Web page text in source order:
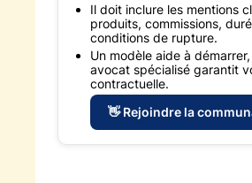
Il doit inclure les mentions
produits, commissions,
conditions de rupture.
Un modèle aide à
avocat spécialisé garantit
contractuelle.
👋 Rejoindre la